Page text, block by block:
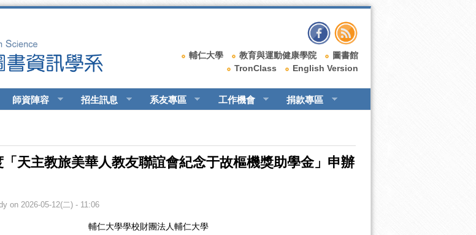
輔仁大學 教育與運動健康學院
圖書館
TronClass
English Version
師資陣容 招生訊息 系友專區 工作機會 捐款專區
「天主教旅美華人教友聯誼會紀念于故樞機獎助學金」申辦
on 2026-05-12(二) - 11:06
輔仁大學學校財團法人輔仁大學